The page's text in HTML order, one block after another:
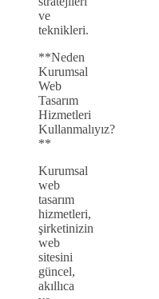
ve
teknikleri.
**Neden
Kurumsal
Web
Tasarım
Hizmetleri
Kullanmalıyız?
**
Kurumsal
web
tasarım
hizmetleri,
şirketinizin
web
sitesini
güncel,
akıllıca